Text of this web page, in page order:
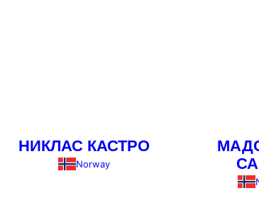
НИКЛАС КАСТРО
Norway